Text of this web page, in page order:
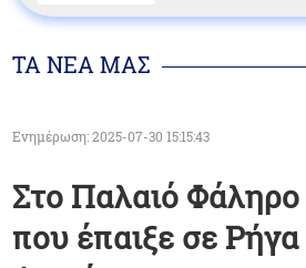
ΤΑ ΝΕΑ ΜΑΣ
Ενημέρωση: 2025-07-30 15:15:43
Στο Παλαιό Φάληρο
που έπαιξε σε Ρήγα